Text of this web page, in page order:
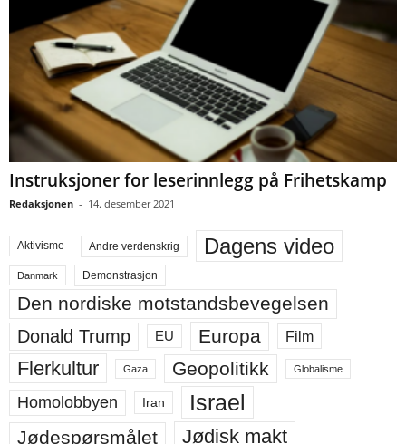
Instruksjoner for leserinnlegg på Frihetskamp
Redaksjonen - 14. desember 2021
Aktivisme Andre verdenskrig Dagens video
Danmark Demonstrasjon
Den nordiske motstandsbevegelsen
Donald Trump EU Europa Film
Flerkultur Gaza Geopolitikk Globalisme
Homolobbyen Iran Israel
Jødespørsmålet Jødisk makt